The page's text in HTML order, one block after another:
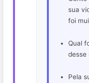
sua
foi
Qual
desse
Pela